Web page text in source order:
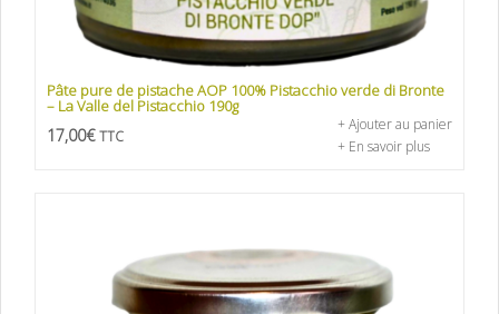
Pâte pure de pistache AOP 100% Pistacchio verde di Bronte
– La Valle del Pistacchio 190g
17,00€ TTC
+ Ajouter au panier
+ En savoir plus